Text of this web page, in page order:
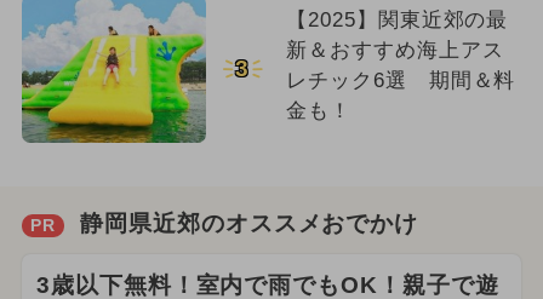
3
【2025】関東近郊の最
新＆おすすめ海上アス
レチック6選 期間＆料
金も！
PR 静岡県近郊のオススメおでかけ
3歳以下無料！室内で雨でもOK！親子で遊